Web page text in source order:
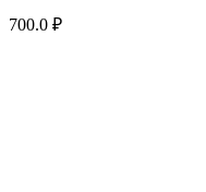
700.0 ₽